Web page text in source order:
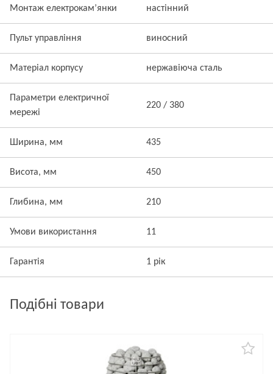
Монтаж електрокам’янки настінний
Пульт управління виносний
Матеріал корпусу нержавіюча сталь
Параметри електричної
мережі
220 / 380
Ширина, мм 435
Висота, мм 450
Глибина, мм 210
Умови використання 11
Гарантія 1 рік
Подібні товари